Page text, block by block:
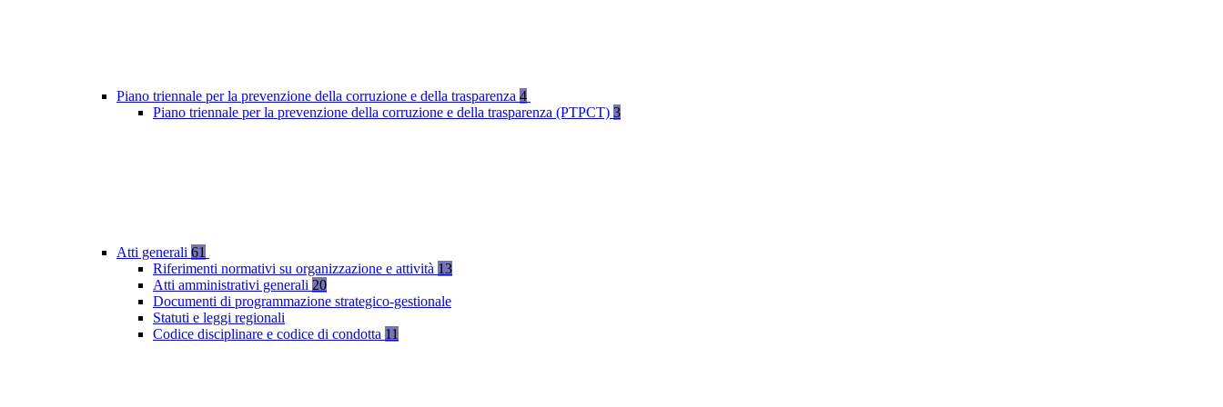
Piano triennale per la prevenzione della corruzione e della trasparenza 4
Piano triennale per la prevenzione della corruzione e della trasparenza (PTPCT) 3
Atti generali 61
Riferimenti normativi su organizzazione e attività 13
Atti amministrativi generali 20
Documenti di programmazione strategico-gestionale
Statuti e leggi regionali
Codice disciplinare e codice di condotta 11